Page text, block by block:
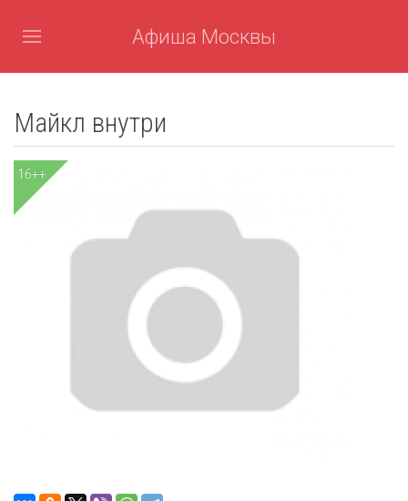
Афиша Москвы
Майкл внутри
16++